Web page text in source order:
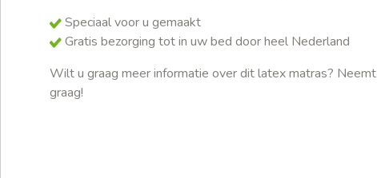
Speciaal voor u gemaakt
Gratis bezorging tot in uw bed door heel Nederland
Wilt u graag meer informatie over dit latex matras?
graag!